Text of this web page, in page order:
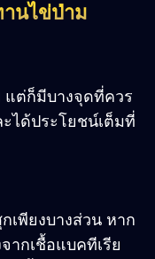
านไข่ป่าม
แต่ก็มีบางจุดที่ควร
ได้ประโยชน์เต็มที่
เพียงบางส่วน หาก
ากเชื้อแบคทีเรีย